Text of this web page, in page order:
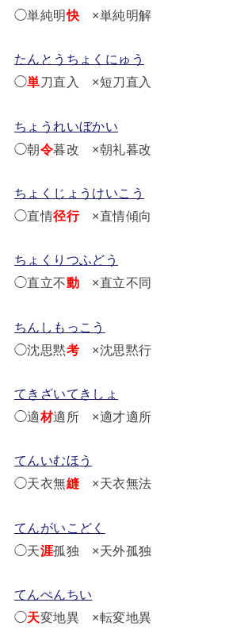
◯単純明快×単純明解
たんとうちょくにゅう
◯単刀直入 ×短刀直入
ちょうれいぼかい
◯朝令暮改 ×朝礼暮改
ちょくじょうけいこう
◯直情径行×直情傾向
ちょくりつふどう
◯直立不動×直立不同
ちんしもっこう
◯沈思黙考×沈思黙行
てきざいてきしょ
◯適材適所 ×適才適所
てんいむほう
◯天衣無縫×天衣無法
てんがいこどく
◯天涯孤独 ×天外孤独
てんぺんちい
◯天変地異 ×転変地異